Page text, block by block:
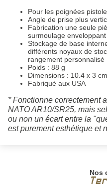
Pour les poignées
Angle de prise plus
Fabrication une seule
surmoulage
Stockage de base
différents noyaux de
rangement personnalisé
Poids : 88 g
Dimensions : 10.4 x 3 cm
Fabriqué aux USA
* Fonctionne correctement
NATO AR10/SR25, mais
ou non un écart entre la
est purement esthétique et
Nos